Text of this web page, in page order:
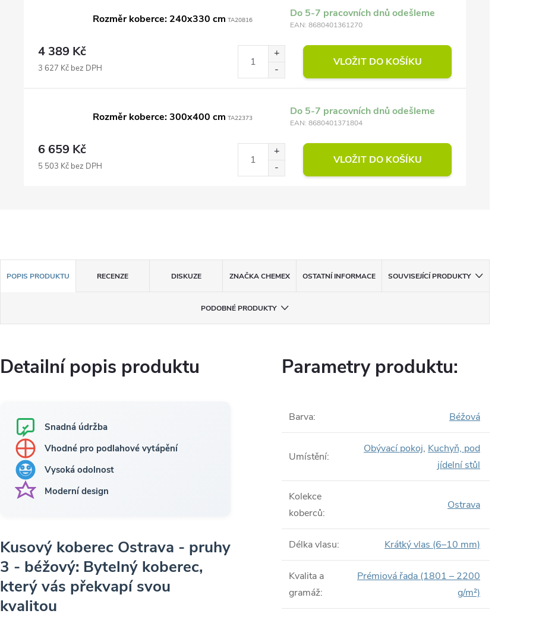
Rozměr koberce: 240x330 cm TA20816
Do 5-7 pracovních dnů odešleme
EAN: 8680401361270
4 389 Kč
3 627 Kč bez DPH VLOŽIT DO KOŠÍKU
Rozměr koberce: 300x400 cm TA22373
Do 5-7 pracovních dnů odešleme
EAN: 8680401371804
6 659 Kč
5 503 Kč bez DPH VLOŽIT DO KOŠÍKU
POPIS PRODUKTU RECENZE DISKUZE ZNAČKACHEMEX OSTATNÍ INFORMACE SOUVISEJÍCÍ PRODUKTY
PODOBNÉ PRODUKTY
Detailní popis produktu
Snadná údržba
Vhodné pro podlahové vytápění
Vysoká odolnost
Moderní design
Kusový koberec Ostrava - pruhy
3 - béžový: Bytelný koberec,
který vás překvapí svou
kvalitou
Parametry produktu:
Barva: Béžová
Umístění:
Obývací pokoj, Kuchyň, pod
jídelní stůl
Kolekce
koberců:
Ostrava
Délka vlasu: Krátký vlas (6–10 mm)
Kvalita a
gramáž:
Prémiová řada (1801 – 2200
g/m²)